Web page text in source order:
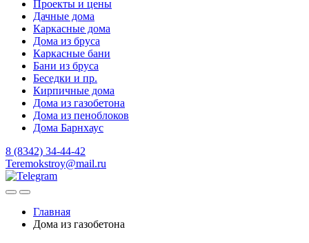
Проекты и цены
Дачные дома
Каркасные дома
Дома из бруса
Каркасные бани
Бани из бруса
Беседки и пр.
Кирпичные дома
Дома из газобетона
Дома из пеноблоков
Дома Барнхаус
8 (8342) 34-44-42
Teremokstroy@mail.ru
Главная
Дома из газобетона